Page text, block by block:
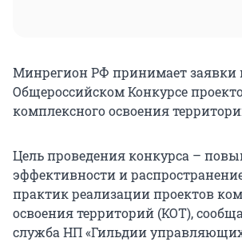
Минрегион РФ принимает заявки
Общероссийском Конкурсе
комплексного освоения
Цель проведения конкурса –
эффективности и
практик реализации проектов
освоения территорий (КОТ),
служба НП «Гильдии